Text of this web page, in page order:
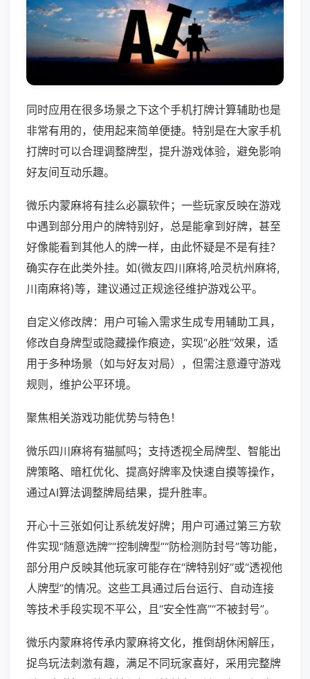
同时应用在很多场景之下这个手机打牌计算辅助也是
非常有用的，使用起来简单便捷。特别是在大家手机
打牌时可以合理调整牌型，提升游戏体验，避免影响
好友间互动乐趣。
微乐内蒙麻将有挂么必赢软件；一些玩家反映在游戏
中遇到部分用户的牌特别好，总是能拿到好牌，甚至
好像能看到其他人的牌一样，由此怀疑是不是有挂？
确实存在此类外挂。如(微友四川麻将,哈灵杭州麻将,
川南麻将)等，建议通过正规途径维护游戏公平。
自定义修改牌：用户可输入需求生成专用辅助工具，
修改自身牌型或隐藏操作痕迹，实现“必胜”效果，适
用于多种场景（如与好友对局），但需注意遵守游戏
规则，维护公平环境。
聚焦相关游戏功能优势与特色！
微乐四川麻将有猫腻吗；支持透视全局牌型、智能出
牌策略、暗杠优化、提高好牌率及快速自摸等操作，
通过AI算法调整牌局结果，提升胜率。
开心十三张如何让系统发好牌；用户可通过第三方软
件实现“随意选牌”“控制牌型”“防检测防封号”等功能，
部分用户反映其他玩家可能存在“牌特别好”或“透视他
人牌型”的情况。这些工具通过后台运行、自动连接
等技术手段实现不平公，且“安全性高”“不被封号”。
微乐内蒙麻将传承内蒙麻将文化，推倒胡休闲解压，
捉鸟玩法刺激有趣，满足不同玩家喜好，采用完整牌